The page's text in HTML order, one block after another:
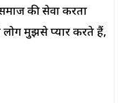
की सेवा करता
लोग मुझसे प्यार करते हैं,